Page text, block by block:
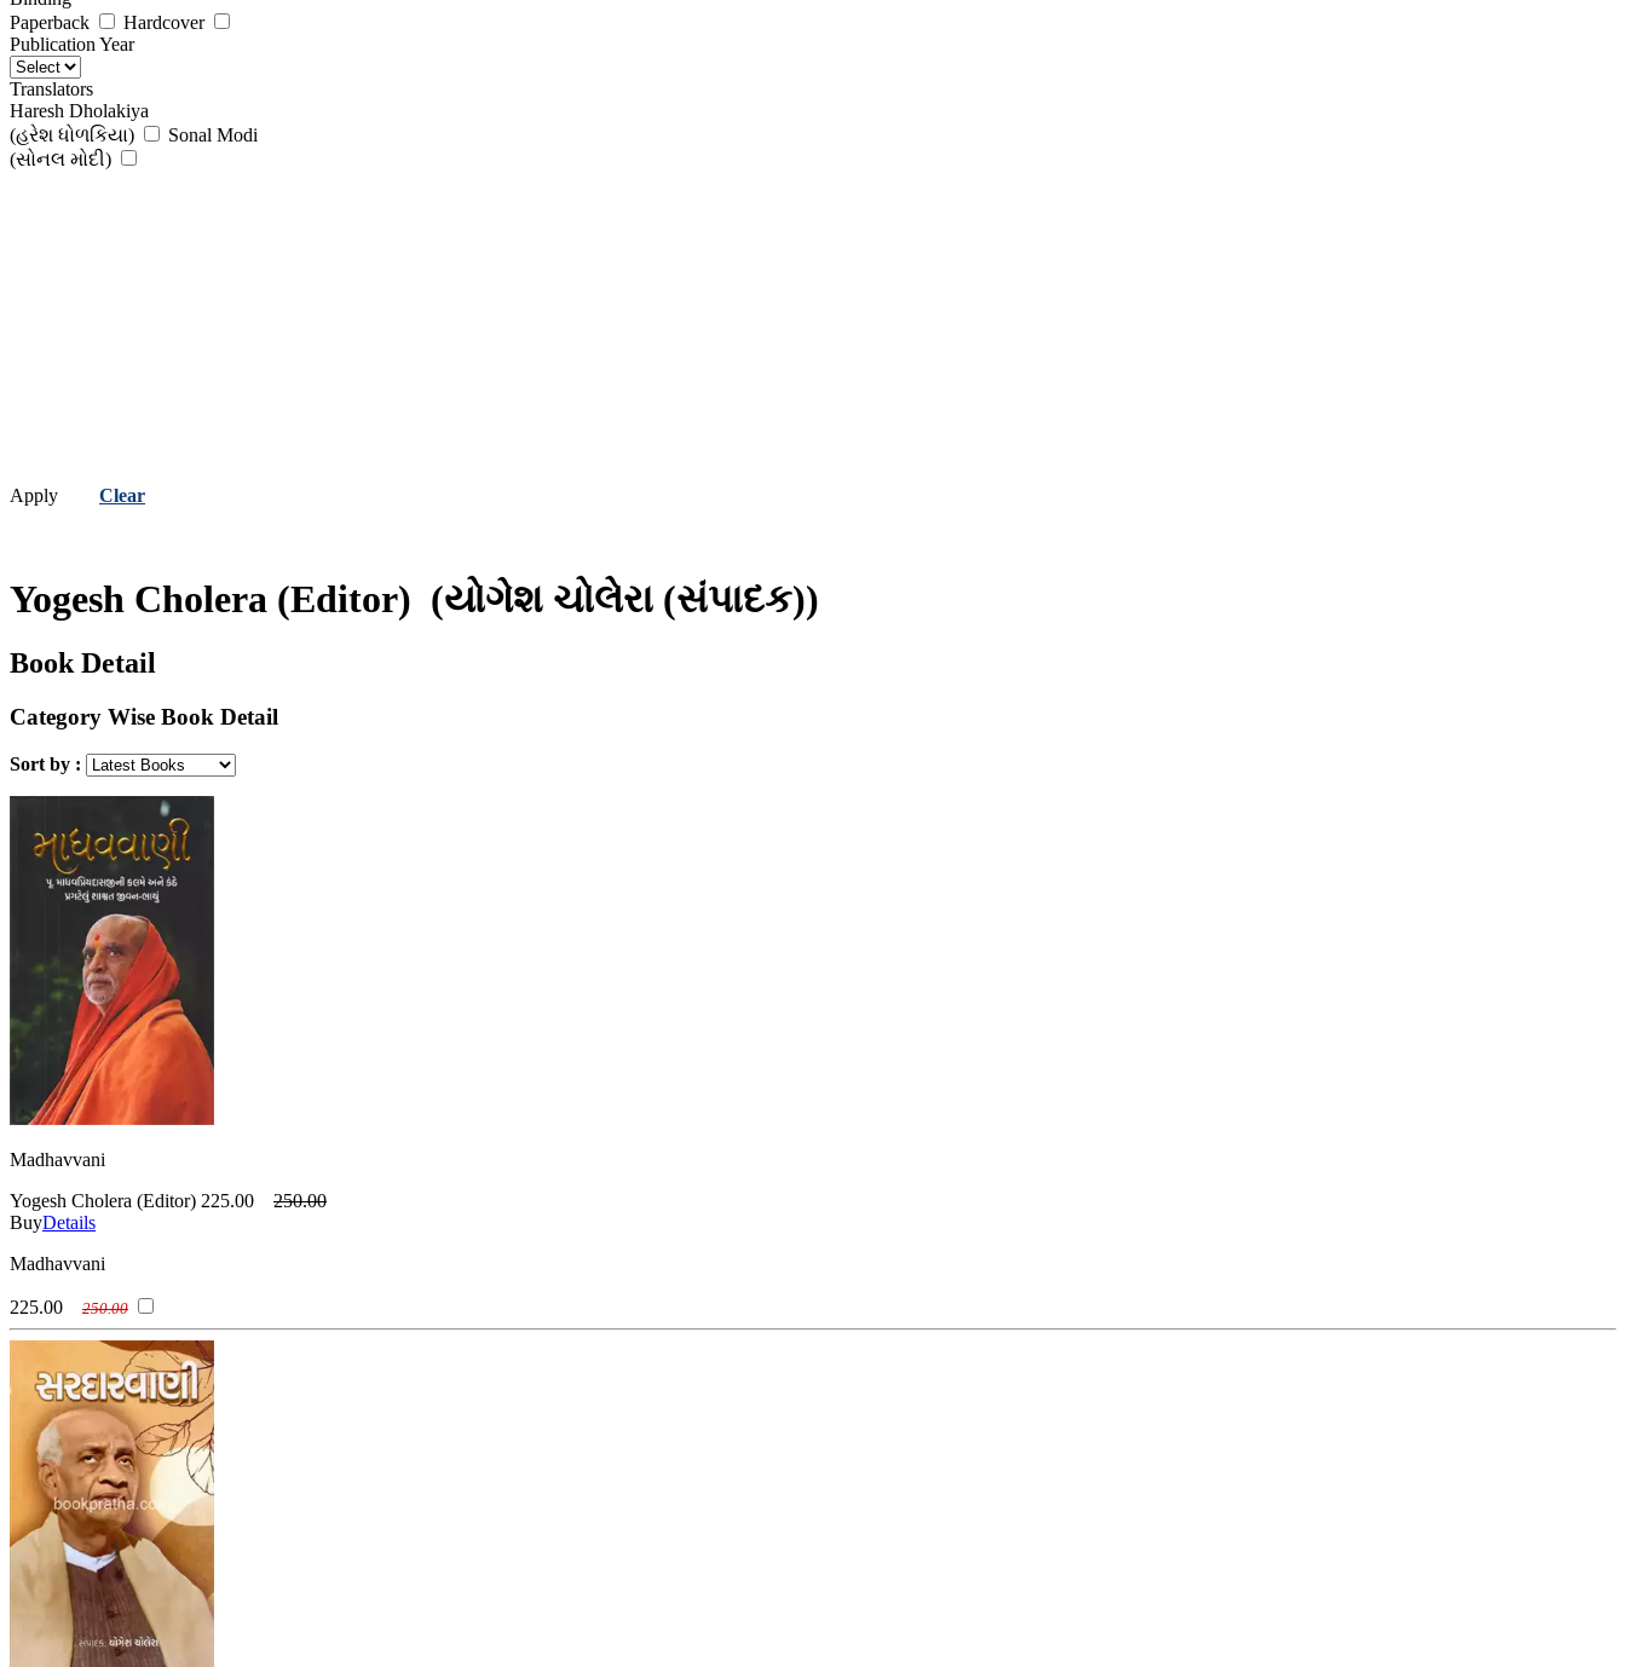
Paperback
Hardcover
Publication Year
Translators
Haresh Dholakiya
(હરેશ ધોળકિયા)
Sonal Modi
(સોનલ મોદી)
Apply Clear
Yogesh Cholera (Editor) (યોગેશ ચોલેરા (સંપાદક))
Book Detail
Category Wise Book Detail
Sort by :
Madhavvani
Yogesh Cholera (Editor) 225.00
250.00
BuyDetails
Madhavvani
225.00 250.00